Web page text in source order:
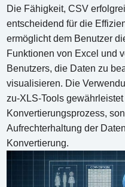
Die Fähigkeit, CSV
entscheidend für die
ermöglicht dem Benutzer
Funktionen von Excel und
Benutzers, die Daten zu
visualisieren. Die
zu-XLS-Tools
Konvertierungsprozess,
Aufrechterhaltung der
Konvertierung.